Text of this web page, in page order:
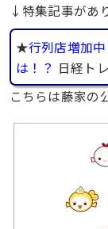
↓特集記事があ
★行列店増加
は！？ 日経ト
こちらは藤家の